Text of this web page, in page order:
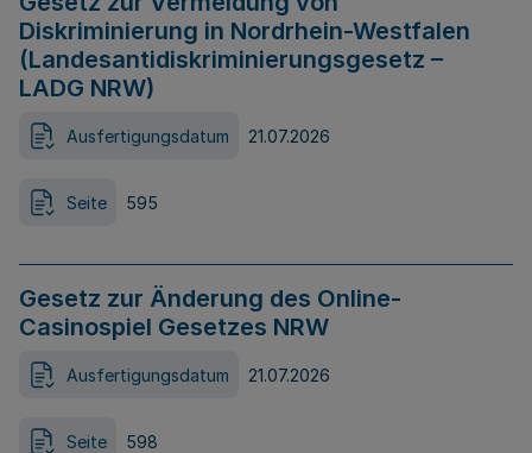
Diskriminierung in Nordrhein-Westfalen
(Landesantidiskriminierungsgesetz –
LADG NRW)
Ausfertigungsdatum 21.07.2026
Seite 595
Gesetz zur Änderung des Online-
Casinospiel Gesetzes NRW
Ausfertigungsdatum 21.07.2026
Seite 598